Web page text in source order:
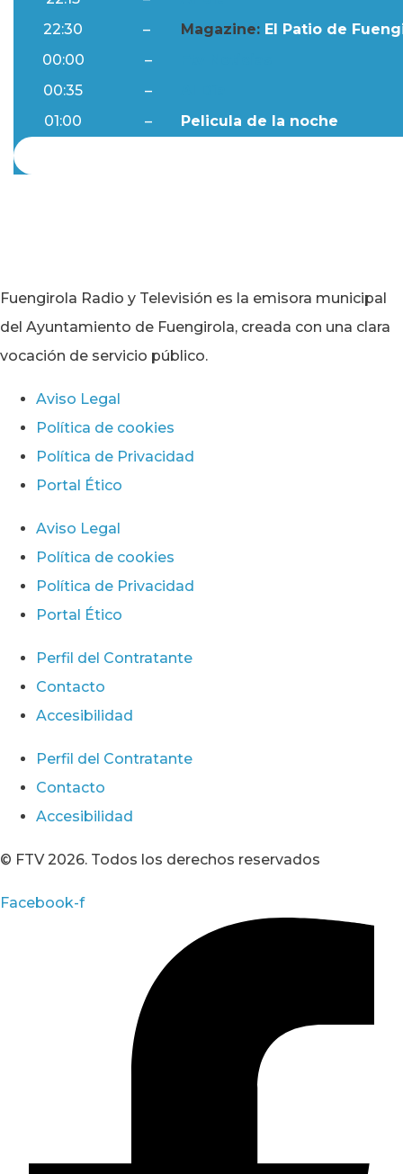
22:30
– Magazine: El Patio de
00:00
–
00:35
–
01:00
– Pelicula de la noche
Fuengirola Radio y Televisión es la emisora municipal
del Ayuntamiento de Fuengirola, creada con una clara
vocación de servicio público.
Aviso Legal
Política de cookies
Política de Privacidad
Portal Ético
Aviso Legal
Política de cookies
Política de Privacidad
Portal Ético
Perfil del Contratante
Contacto
Accesibilidad
Perfil del Contratante
Contacto
Accesibilidad
© FTV 2026. Todos los derechos reservados
Facebook-f